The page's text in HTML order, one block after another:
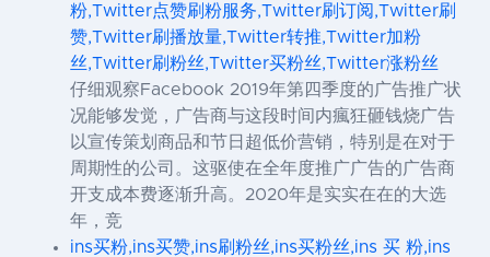
粉,Twitter点赞刷粉服务,Twitter刷订阅,Twitter刷
赞,Twitter刷播放量,Twitter转推,Twitter加粉
丝,Twitter刷粉丝,Twitter买粉丝,Twitter涨粉丝
仔细观察Facebook 2019年第四季度的广告推广状
况能够发觉，广告商与这段时间内瘋狂砸钱烧广告
以宣传策划商品和节日超低价营销，特别是在对于
周期性的公司。这驱使在全年度推广广告的广告商
开支成本费逐渐升高。2020年是实实在在的大选
年，竞
ins买粉,ins买赞,ins刷粉丝,ins买粉丝,ins 买 粉,ins